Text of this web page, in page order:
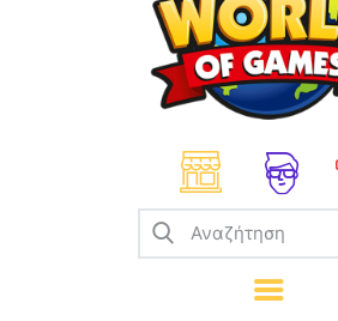
Επιτραπέζια
Παζλ
Παιχνίδια Καρτών
Σπαζοκεφαλιές
Κατασκευές
Καλλιτεχνικά
Μοντελισμός
Βιβλία
Παιχνίδια Ρόλων